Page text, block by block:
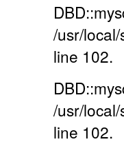
/usr/
line 102.
/usr/
line 102.